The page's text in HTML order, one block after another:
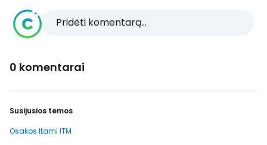
Pridėti komentarą...
0 komentarai
Susijusios temos
Osakos Itami ITM